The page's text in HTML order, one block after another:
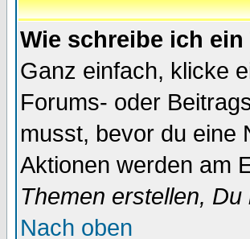
Wie schreibe ich
Ganz einfach, klicke
Forums- oder
musst, bevor du eine
Aktionen werden am
Themen erstellen,
Nach oben